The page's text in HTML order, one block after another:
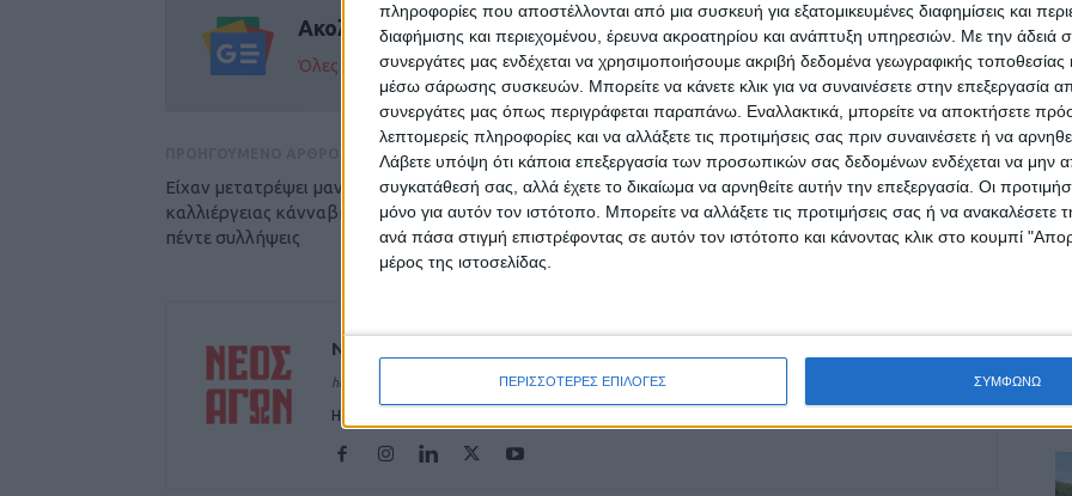
πληροφορίες που αποστέλλονται από μια συσκευή για εξατομικευμένες διαφημίσεις και
διαφήμισης και περιεχομένου, έρευνα ακροατηρίου και ανάπτυξη υπηρεσιών. Με την άδειά
συνεργάτες μας ενδέχεται να χρησιμοποιήσουμε ακριβή δεδομένα γεωγραφικής τοποθεσίας
μέσω σάρωσης συσκευών. Μπορείτε να κάνετε κλικ για να συναινέσετε στην επεξεργασία
συνεργάτες μας όπως περιγράφεται παραπάνω. Εναλλακτικά, μπορείτε να αποκτήσετε
λεπτομερείς πληροφορίες και να αλλάξετε τις προτιμήσεις σας πριν συναινέσετε ή να
Λάβετε υπόψη ότι κάποια επεξεργασία των προσωπικών σας δεδομένων ενδέχεται να μην
συγκατάθεσή σας, αλλά έχετε το δικαίωμα να αρνηθείτε αυτήν την επεξεργασία. Οι
μόνο για αυτόν τον ιστότοπο. Μπορείτε να αλλάξετε τις προτιμήσεις σας ή να ανακαλέσετε
ανά πάσα στιγμή επιστρέφοντας σε αυτόν τον ιστότοπο και κάνοντας κλικ στο κουμπί
μέρος της ιστοσελίδας.
ΠΕΡΙΣΣΟΤΕΡΕΣ ΕΠΙΛΟΓΕΣ ΣΥΜΦΩΝΩ
Ακολούθησε την εφημερίδα ΝΕΟΣ ΑΓΩΝ στο Google News!
Όλες οι εξελίξεις στην περιοχή της Καρδίτσας και ευρύτερα της Θεσσαλίας
Είχαν μετατρέψει μαντρί σε θερμοκήπιο
καλλιέργειας κάνναβης στα ορεινά της Αγιάς-
πέντε συλλήψεις
ΕΠΟΜΕΝΟ ΑΡΘΡΟ
101 νέα κρούσματα στο Ν. Καρδίτσας, 7.805
στη χώρα
ΝΕΟΣ ΑΓΩΝ
https://neosagon.gr
Η Αρχαιότερη Καθημερινή Πρωινή Εφημερίδα της Καρδίτσας